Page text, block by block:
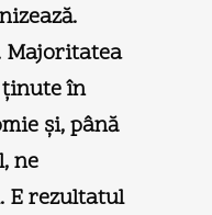
Majoritatea
ţinute în
şi, până
ne
E rezultatul